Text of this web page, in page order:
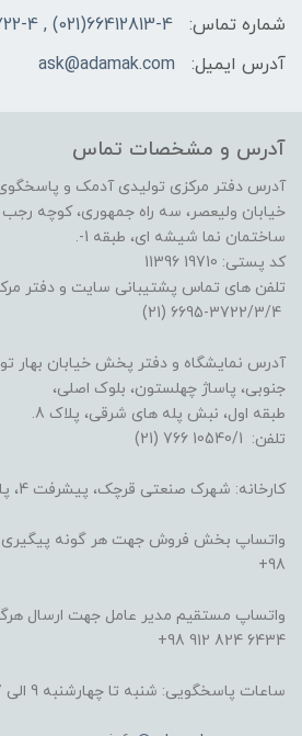
شماره تماس:
66412813-4(021) , 66953722-4(021)
آدرس ایمیل:
ask@adamak.com
آدرس و مشخصات تماس
آدرس دفتر مرکزی تولیدی آدمک و
خیابان ولیعصر، سه راه جمهوری، کوچه رجب
ساختمان نما شیشه ای، طبقه 1-.
کد پستی: 19710 11396
آدرس نمایشگاه و دفتر پخش خیابان بهار
جنوبی، پاساژ چهلستون، بلوک اصلی،
طبقه اول، نبش پله های شرقی، پلاک 8.
تلفن: 10540/1 766 (21)
کارخانه: شهرک صنعتی قرچک، پیشرفت 4، پلاک 4
98+
واتساپ مستقیم مدیر عامل جهت ارسال
6434 824 912 98+
ساعات پاسخگویی: شنبه تا چهارشنبه 9 الی 17 - پنج شنبه 9 الی 13